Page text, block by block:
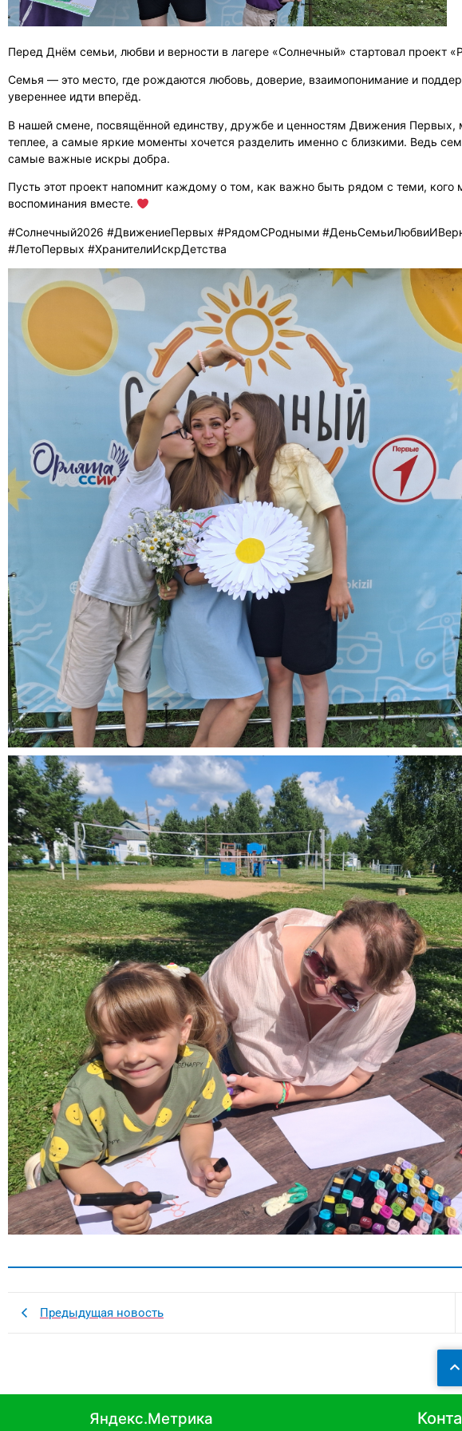
Перед Днём семьи, любви и верности в лагере «Солнечный» стартовал проект
Семья — это место, где рождаются любовь, доверие, взаимопонимание и
увереннее идти вперёд.
В нашей смене, посвящённой единству, дружбе и ценностям Движения
теплее, а самые яркие моменты хочется разделить именно с близкими. Ведь
самые важные искры добра.
Пусть этот проект напомнит каждому о том, как важно быть рядом с теми,
воспоминания вместе.
#Солнечный2026 #ДвижениеПервых #РядомСРодными
#ЛетоПервых #ХранителиИскрДетства
Предыдущая новость
Яндекс.Метрика